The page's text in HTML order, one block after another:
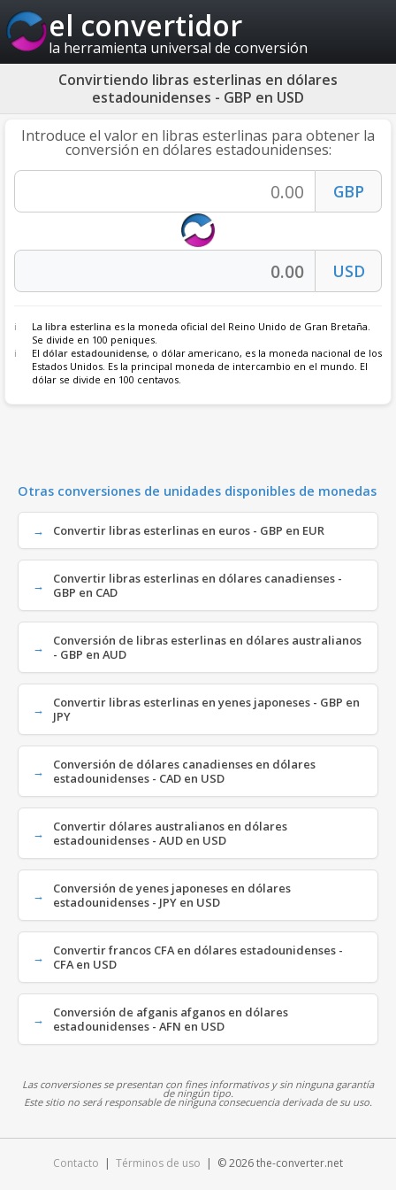
el convertidor
la herramienta universal de conversión
Convirtiendo libras esterlinas en dólares
estadounidenses - GBP en USD
Introduce el valor en libras esterlinas para obtener la
conversión en dólares estadounidenses:
La libra esterlina es la moneda oficial del Reino Unido de Gran Bretaña.
Se divide en 100 peniques.
El dólar estadounidense, o dólar americano, es la moneda nacional de los
Estados Unidos. Es la principal moneda de intercambio en el mundo. El
dólar se divide en 100 centavos.
Otras conversiones de unidades disponibles de monedas
Convertir libras esterlinas en euros - GBP en EUR
Convertir libras esterlinas en dólares canadienses -
GBP en CAD
Conversión de libras esterlinas en dólares australianos
- GBP en AUD
Convertir libras esterlinas en yenes japoneses - GBP en
JPY
Conversión de dólares canadienses en dólares
estadounidenses - CAD en USD
Convertir dólares australianos en dólares
estadounidenses - AUD en USD
Conversión de yenes japoneses en dólares
estadounidenses - JPY en USD
Convertir francos CFA en dólares estadounidenses -
CFA en USD
Conversión de afganis afganos en dólares
estadounidenses - AFN en USD
Las conversiones se presentan con fines informativos y sin ninguna garantía
de ningún tipo.
Este sitio no será responsable de ninguna consecuencia derivada de su uso.
Contacto | Términos de uso | © 2026 the-converter.net